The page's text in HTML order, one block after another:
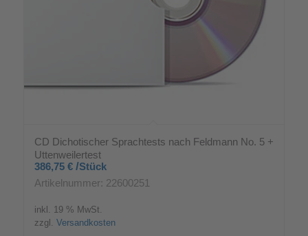
CD Dichotischer Sprachtests nach Feldmann No. 5 +
Uttenweilertest
386,75 € /Stück
Artikelnummer: 22600251
inkl. 19 % MwSt.
zzgl. Versandkosten